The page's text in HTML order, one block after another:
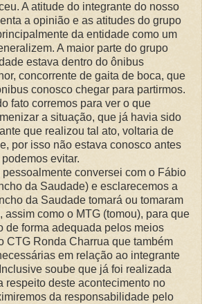
A atitude do integrante do nosso
a opinião e as atitudes do grupo
da entidade como um
A maior parte do grupo
estava dentro do ônibus
concorrente de gaita de boca, que
conosco chegar para partirmos.
fato corremos para ver o que
a situação, que já havia sido
que realizou tal ato, voltaria de
por isso não estava conosco antes
evitar.
conversei com o Fábio
da Saudade) e esclarecemos a
da Saudade tomará ou tomaram
assim como o MTG (tomou), para que
de forma adequada pelos meios
CTG Ronda Charrua que também
em relação ao integrante
soube que já foi realizada
respeito deste acontecimento no
da responsabilidade pelo